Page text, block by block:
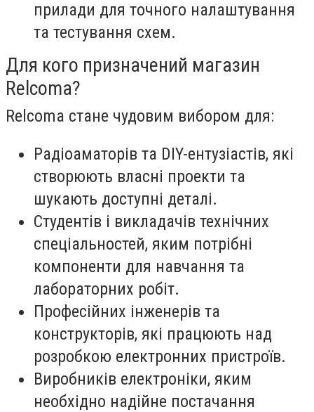
прилади для точного налаштування
та тестування схем.
Для кого призначений магазин
Relcoma?
Relcoma стане чудовим вибором для:
Радіоаматорів та DIY-ентузіастів, які
створюють власні проекти та
шукають доступні деталі.
Студентів і викладачів технічних
спеціальностей, яким потрібні
компоненти для навчання та
лабораторних робіт.
Професійних інженерів та
конструкторів, які працюють над
розробкою електронних пристроїв.
Виробників електроніки, яким
необхідно надійне постачання